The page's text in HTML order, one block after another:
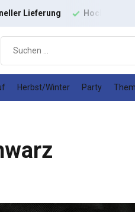
Lieferung Hochwertige
Herbst/Winter Party